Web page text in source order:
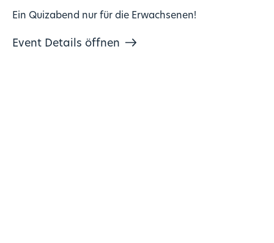
Ein Quizabend nur für die Erwachsenen!
Event Details öffnen